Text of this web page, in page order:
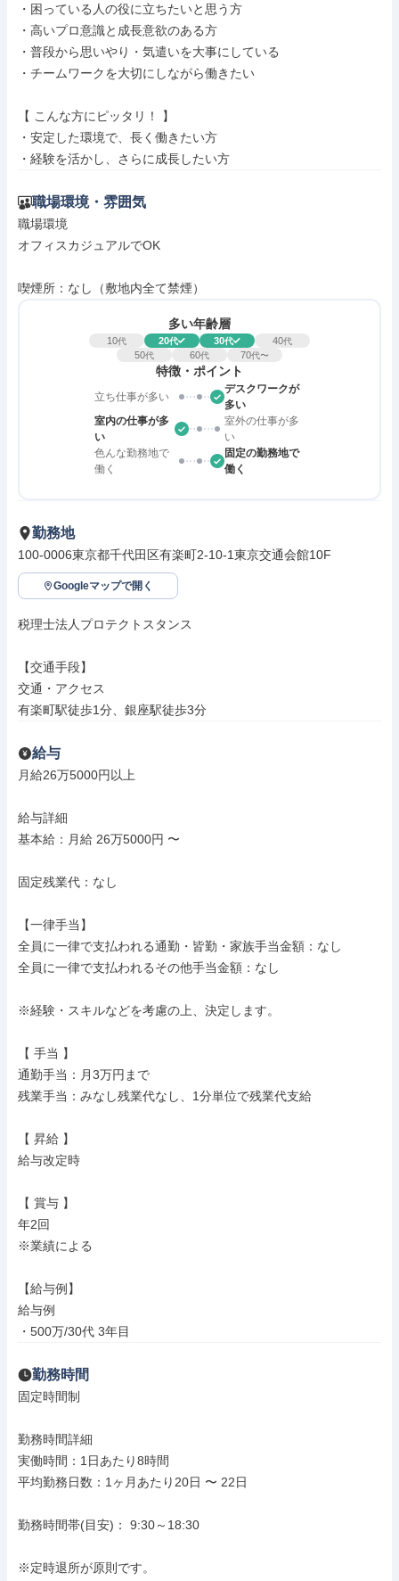
・困っている人の役に立ちたいと思う方
・高いプロ意識と成長意欲のある方
・普段から思いやり・気遣いを大事にしている
・チームワークを大切にしながら働きたい
【 こんな方にピッタリ！ 】
・安定した環境で、長く働きたい方
・経験を活かし、さらに成長したい方
職場環境・雰囲気
職場環境
オフィスカジュアルでOK
喫煙所：なし（敷地内全て禁煙）
多い年齢層
10代 20代 30代 40代
50代 60代 70代〜
特徴・ポイント
立ち仕事が多い
デスクワークが
多い
室内の仕事が多
い
室外の仕事が多
い
色んな勤務地で
働く
固定の勤務地で
働く
勤務地
100-0006東京都千代田区有楽町2-10-1東京交通会館10F
Googleマップで開く
税理士法人プロテクトスタンス
【交通手段】
交通・アクセス
有楽町駅徒歩1分、銀座駅徒歩3分
給与
月給26万5000円以上
給与詳細
基本給：月給 26万5000円 〜
固定残業代：なし
【一律手当】
全員に一律で支払われる通勤・皆勤・家族手当金額：なし
全員に一律で支払われるその他手当金額：なし
※経験・スキルなどを考慮の上、決定します。
【 手当 】
通勤手当：月3万円まで
残業手当：みなし残業代なし、1分単位で残業代支給
【 昇給 】
給与改定時
【 賞与 】
年2回
※業績による
【給与例】
給与例
・500万/30代 3年目
勤務時間
固定時間制
勤務時間詳細
実働時間：1日あたり8時間
平均勤務日数：1ヶ月あたり20日 〜 22日
勤務時間帯(目安)： 9:30～18:30
※定時退所が原則です。